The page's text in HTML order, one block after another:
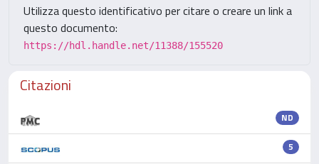
Utilizza questo identificativo per citare o creare un link a
questo documento:
https://hdl.handle.net/11388/155520
Citazioni
ND
5